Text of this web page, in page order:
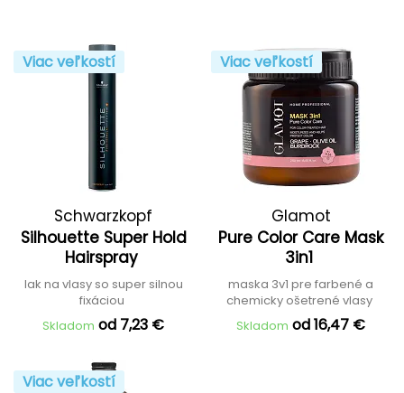
Viac veľkostí
Schwarzkopf
Professional
Silhouette Super Hold
Hairspray
lak na vlasy so super silnou
fixáciou
Skladom od 7,23 €
Viac veľkostí
Glamot
Pure Color Care Mask
3in1
maska 3v1 pre farbené a
chemicky ošetrené vlasy
Skladom od 16,47 €
Viac veľkostí